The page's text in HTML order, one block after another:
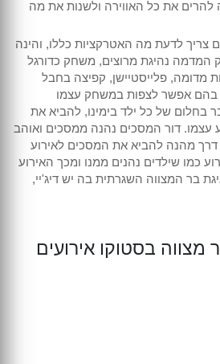
את כל האווירה ולשנות את מה
צריך לדעת מה האטרקציות כללו, והינה
המדמה נהיגת מרוצים, משחק כדורגל
מדומה, פלייסטיישן, קפיצה בחבל
בהם אפשר לצפות במשחק עצמו
בחלום של כל ילד בימינו, להביא את
עצמו. דור המסכים נהנה ממסכים ואוהב
מהנה להביא את המסכים לאירוע
כמו שילדים נהנים ממנו ומכך האירוע
בר המצווה השגרתית בה יש דיג'יי,
מצווה בסטוקו אירועים